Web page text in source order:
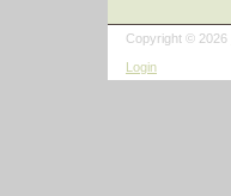
Copyright © 2026
Login